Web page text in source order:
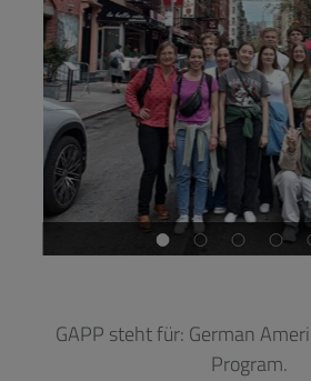
GAPP steht für: German
Program.